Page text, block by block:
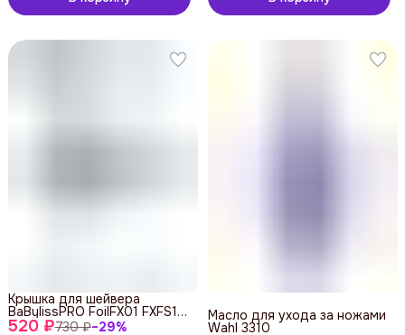
520 ₽730 ₽−29%
Крышка для шейвера
BaBylissPRO FoilFX01 FXFS1E
Chrome, 41100010
Масло для ухода за ножами
Wahl 3310